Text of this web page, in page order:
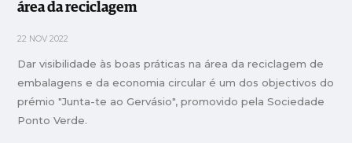
área da reciclagem
22 NOV 2022
Dar visibilidade às boas práticas na área da reciclagem de
embalagens e da economia circular é um dos objectivos do
prémio "Junta-te ao Gervásio", promovido pela Sociedade
Ponto Verde.